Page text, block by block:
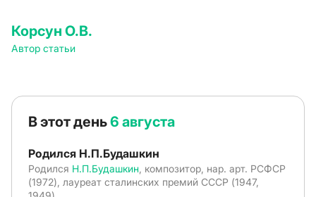
Корсун О.В.
Автор статьи
В этот день6 августа
Родился Н.П.Будашкин
Родился Н.П.Будашкин , композитор, нар. арт. РСФСР
(1972), лауреат сталинских премий СССР (1947,